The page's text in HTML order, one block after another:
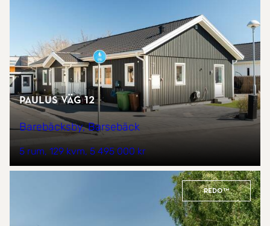
Paulus väg 12
Barebäcksby, Barsebäck
5 rum 129 kvm 5 495 000 kr
REDO™